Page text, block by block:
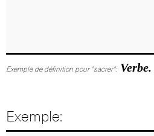
Exemple de définition pour "sacrer":
Exemple: